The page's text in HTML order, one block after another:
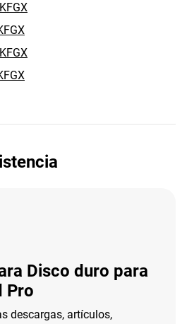
Disco duro para
Pro
descargas, artículos,